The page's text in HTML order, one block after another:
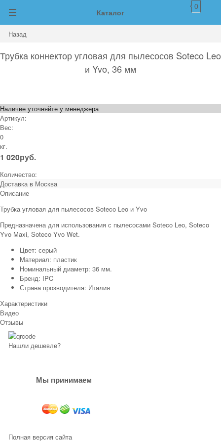
Каталог
0
Назад
Трубка коннектор угловая для пылесосов Soteco Leo
и Yvo, 36 мм
Наличие уточняйте у менеджера
Артикул:
Вес:
0
кг.
1 020руб.
Количество:
Доставка в Москва
Описание
Трубка угловая для пылесосов Soteco Leo и Yvo
Предназначена для использования с пылесосами Soteco Leo, Soteco
Yvo Maxi, Soteco Yvo Wet.
Цвет: серый
Материал: пластик
Номинальный диаметр: 36 мм.
Бренд: IPC
Страна прозводителя: Италия
Характеристики
Видео
Отзывы
Нашли дешевле?
Мы принимаем
Полная версия сайта